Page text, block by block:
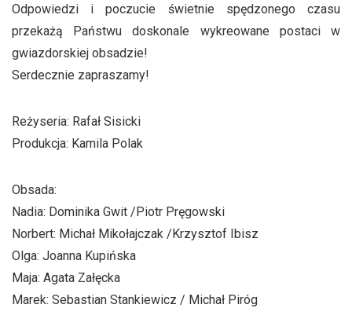
Odpowiedzi i poczucie świetnie spędzonego czasu
przekażą Państwu doskonale wykreowane postaci w
gwiazdorskiej obsadzie!
Serdecznie zapraszamy!
Reżyseria: Rafał Sisicki
Produkcja: Kamila Polak
Obsada:
Nadia: Dominika Gwit /Piotr Pręgowski
Norbert: Michał Mikołajczak /Krzysztof Ibisz
Olga: Joanna Kupińska
Maja: Agata Załęcka
Marek: Sebastian Stankiewicz / Michał Piróg